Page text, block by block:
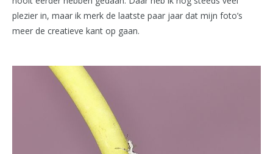
plezier in, maar ik merk de laatste paar jaar dat mijn foto’s
meer de creatieve kant op gaan.